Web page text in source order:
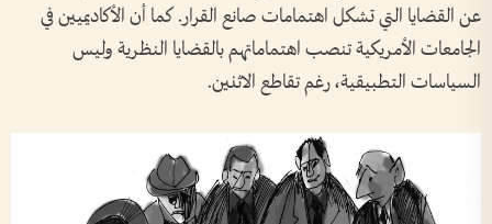
عن القضايا التي تشكل اهتمامات صانع القرار. كما أن الأكاديميين في
الجامعات الأمريكية تنصب اهتماماتهم بالقضايا النظرية وليس
السياسات التطبيقية، رغم تقاطع الاثنين.